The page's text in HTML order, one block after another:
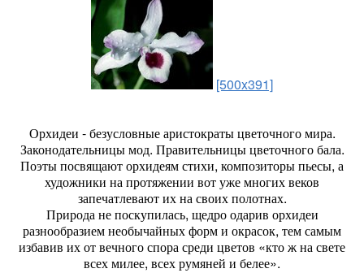
[500x391]
Орхидеи - безусловные аристократы цветочного мира.
Законодательницы мод. Правительницы цветочного бала.
Поэты посвящают орхидеям стихи, композиторы пьесы, а
художники на протяжении вот уже многих веков
запечатлевают их на своих полотнах.
Природа не поскупилась, щедро одарив орхидеи
разнообразием необычайных форм и окрасок, тем самым
избавив их от вечного спора среди цветов «кто ж на свете
всех милее, всех румяней и белее».